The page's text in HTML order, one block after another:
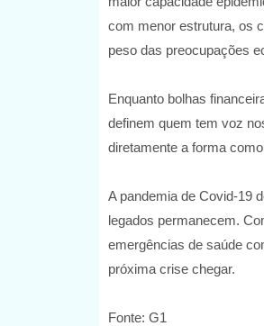
com menor estrutura, os
peso das preocupações
Enquanto bolhas
definem quem tem voz
diretamente a forma
A pandemia de Covid-19
legados permanecem.
emergências de saúde
próxima crise chegar.
Fonte: G1